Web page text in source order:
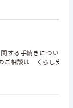
する手続きについて
ご相談は くらし安心